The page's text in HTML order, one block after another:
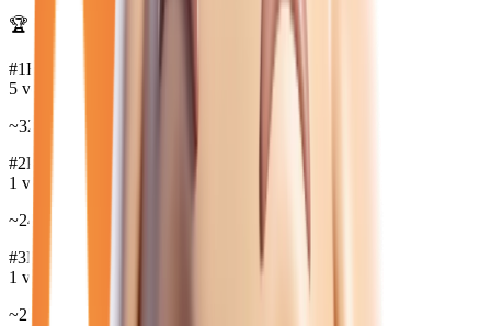
🏆 Marques les plus disponibles :
#1BMW
5 véh.
~32 372
#2PEUGEOT
1 véh.
~24 970
#3MINI
1 véh.
~25 950